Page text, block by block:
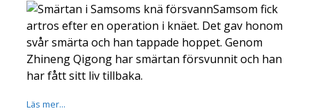
Samsom fick
artros efter en operation i knäet. Det gav honom
svår smärta och han tappade hoppet. Genom
Zhineng Qigong har smärtan försvunnit och han
har fått sitt liv tillbaka.
Läs mer...